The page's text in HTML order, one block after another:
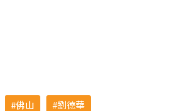
佛山
劉德華